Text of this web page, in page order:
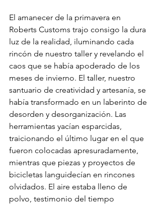
El amanecer de la primavera en
Roberts Customs trajo consigo la dura
luz de la realidad, iluminando cada
rincón de nuestro taller y revelando el
caos que se había apoderado de los
meses de invierno. El taller, nuestro
santuario de creatividad y artesanía, se
había transformado en un laberinto de
desorden y desorganización. Las
herramientas yacían esparcidas,
traicionando el último lugar en el que
fueron colocadas apresuradamente,
mientras que piezas y proyectos de
bicicletas languidecían en rincones
olvidados. El aire estaba lleno de
polvo, testimonio del tiempo